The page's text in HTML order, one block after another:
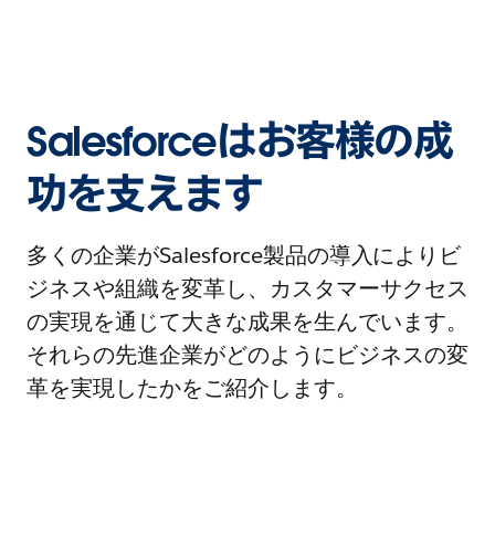
Salesforceはお客様の成
功を支えます
多くの企業がSalesforce製品の導入によりビ
ジネスや組織を変革し、カスタマーサクセス
の実現を通じて大きな成果を生んでいます。
それらの先進企業がどのようにビジネスの変
革を実現したかをご紹介します。